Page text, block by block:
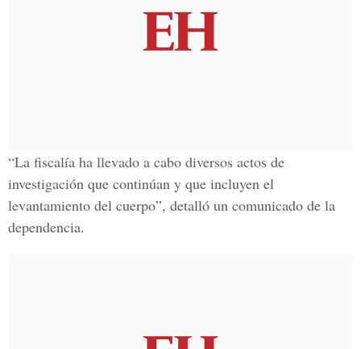
“La fiscalía ha llevado a cabo diversos actos de
investigación que continúan y que incluyen el
levantamiento del cuerpo”, detalló un comunicado de la
dependencia.